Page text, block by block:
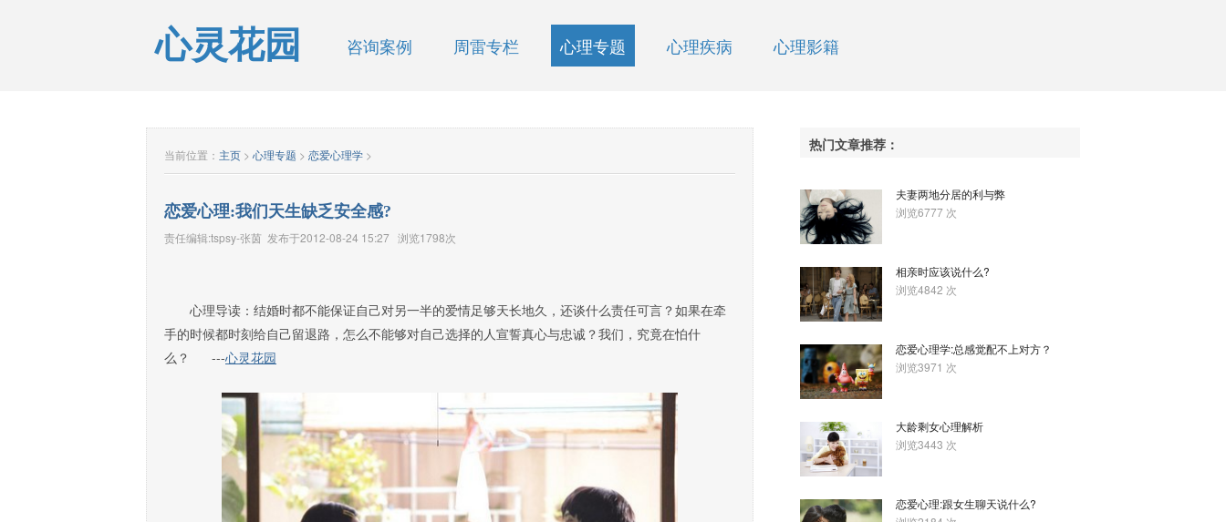
心灵花园 咨询案例 周雷专栏 心理专题 心理疾病 心理影籍
当前位置： 主页 > 心理专题 > 恋爱心理学 >
恋爱心理:我们天生缺乏安全感?
责任编辑:tspsy-张茵 发布于2012-08-24 15:27 浏览1798次
心理导读：结婚时都不能保证自己对另一半的爱情足够天长地久，还谈什么责任可言？如果在牵
手的时候都时刻给自己留退路，怎么不能够对自己选择的人宣誓真心与忠诚？我们，究竟在怕什
么？ ---心灵花园
热门文章推荐：
夫妻两地分居的利与弊
浏览6777 次
相亲时应该说什么?
浏览4842 次
恋爱心理学:总感觉配不上对方？
浏览3971 次
大龄剩女心理解析
浏览3443 次
恋爱心理:跟女生聊天说什么?